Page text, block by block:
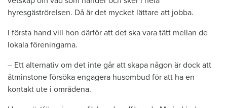
hyresgäströrelsen. Då är det mycket lättare att jobba.
I första hand vill hon därför att det ska vara tätt mellan de
lokala föreningarna.
– Ett alternativ om det inte går att skapa någon är dock att
åtminstone försöka engagera husombud för att ha en
kontakt ute i områdena.